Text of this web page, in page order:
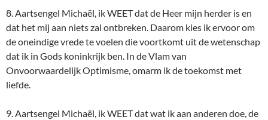
8. Aartsengel Michaël, ik WEET dat de Heer mijn herder is en
dat het mij aan niets zal ontbreken. Daarom kies ik ervoor om
de oneindige vrede te voelen die voortkomt uit de wetenschap
dat ik in Gods koninkrijk ben. In de Vlam van
Onvoorwaardelijk Optimisme, omarm ik de toekomst met
liefde.
9. Aartsengel Michaël, ik WEET dat wat ik aan anderen doe, de